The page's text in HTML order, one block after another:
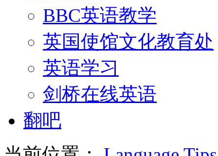
BBC英语教学
英国使馆文化教育处
英语学习
剑桥在线英语
翻吧